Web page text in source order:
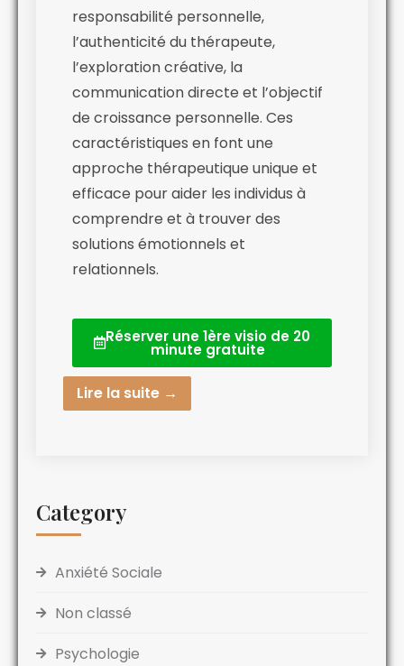
responsabilité personnelle,
l’authenticité du thérapeute,
l’exploration créative, la
communication directe et l’objectif
de croissance personnelle. Ces
caractéristiques en font une
approche thérapeutique unique et
efficace pour aider les individus à
comprendre et à trouver des
solutions émotionnels et
relationnels.
Réserver une 1ère visio de 20
minute gratuite
Lire la suite →
Category
Anxiété Sociale
Non classé
Psychologie